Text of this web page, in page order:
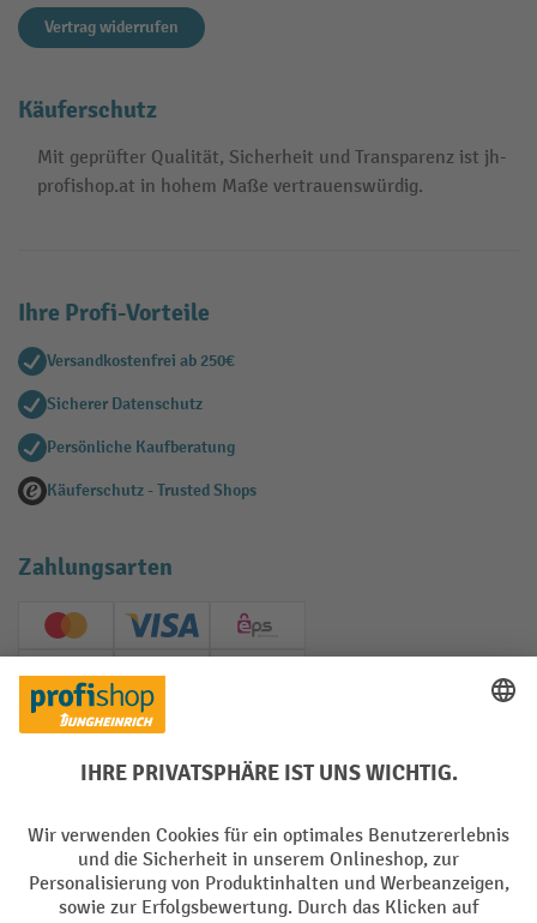
Vertrag widerrufen
Käuferschutz
Mit geprüfter Qualität, Sicherheit und Transparenz ist jh-
profishop.at in hohem Maße vertrauenswürdig.
Ihre Profi-Vorteile
Versandkostenfrei ab 250€
Sicherer Datenschutz
Persönliche Kaufberatung
Käuferschutz - Trusted Shops
Zahlungsarten
Creditcard (Master)Creditcard (Visa)
EPS
PayPal
Soziale Netzwerke